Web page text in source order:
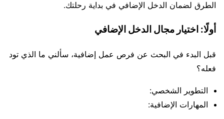
الطرق لضمان الدخل الإضافي في بداية رحلتك.
أولًا: اختيار مجال الدخل الإضافي
قبل البدء في البحث عن فرص عمل إضافية، سألني ما الذي تود
فعله؟
التطوير الشخصي:
المهارات الإضافية: